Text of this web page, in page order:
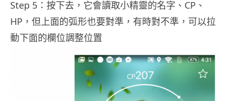
Step 5：按下去，它會讀取小精靈的名字、CP、
HP，但上面的弧形也要對準，有時對不準，可以拉
動下面的欄位調整位置